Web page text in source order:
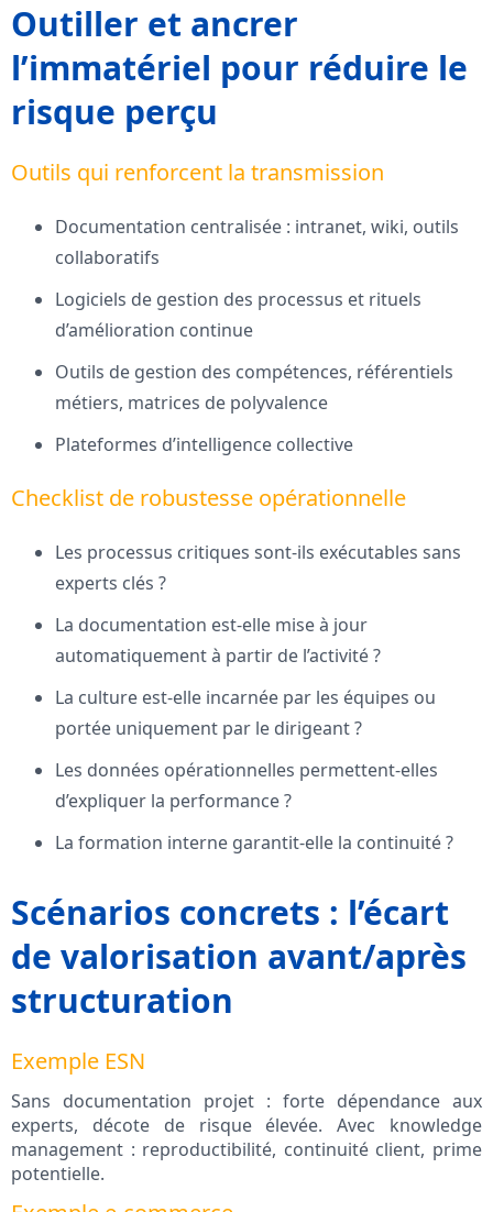
Outiller et ancrer
l’immatériel pour réduire le
risque perçu
Outils qui renforcent la transmission
Documentation centralisée : intranet, wiki, outils
collaboratifs
Logiciels de gestion des processus et rituels
d’amélioration continue
Outils de gestion des compétences, référentiels
métiers, matrices de polyvalence
Plateformes d’intelligence collective
Checklist de robustesse opérationnelle
Les processus critiques sont-ils exécutables sans
experts clés ?
La documentation est-elle mise à jour
automatiquement à partir de l’activité ?
La culture est-elle incarnée par les équipes ou
portée uniquement par le dirigeant ?
Les données opérationnelles permettent-elles
d’expliquer la performance ?
La formation interne garantit-elle la continuité ?
Scénarios concrets : l’écart
de valorisation avant/après
structuration
Exemple ESN
Sans documentation projet : forte dépendance aux
experts, décote de risque élevée. Avec knowledge
management : reproductibilité, continuité client, prime
potentielle.